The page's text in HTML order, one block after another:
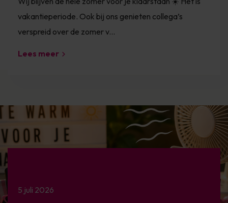
vakantieperiode. Ook bij ons genieten collega’s
verspreid over de zomer v...
Lees meer
5 juli 2026